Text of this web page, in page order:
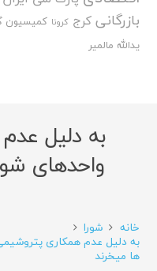
بازرگانی کرج کرونا کمیسیون
یدالله مالمیر
به دلیل
واحدهای
خانه شورا
به دلیل عدم همکاری پتروشیمی
ها میخرند